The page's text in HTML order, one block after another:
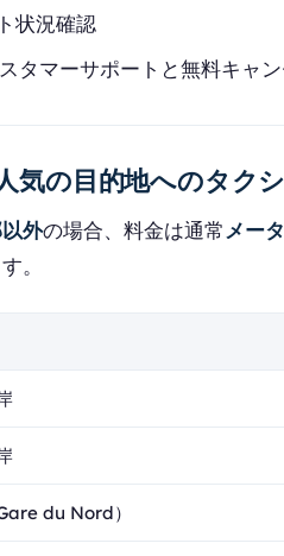
状況確認
タマーサポートと無料キャ
気の目的地へのタク
外の場合、料金は通常 メー
。
du Nord）